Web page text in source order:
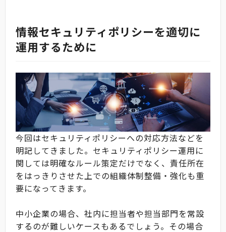
情報セキュリティポリシーを適切に
運用するために
今回はセキュリティポリシーへの対応方法などを
明記してきました。セキュリティポリシー運用に
関しては明確なルール策定だけでなく、責任所在
をはっきりさせた上での組織体制整備・強化も重
要になってきます。
中小企業の場合、社内に担当者や担当部門を常設
するのが難しいケースもあるでしょう。その場合